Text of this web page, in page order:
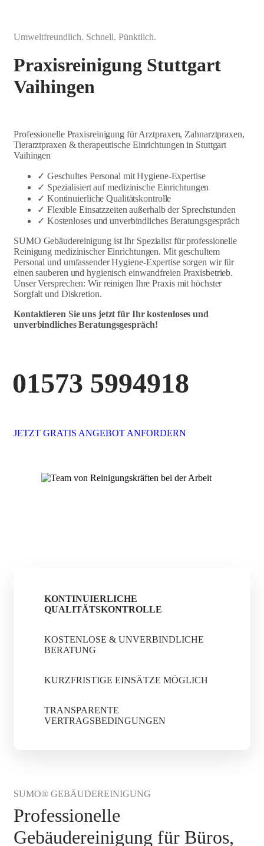
Umweltfreundlich. Schnell. Pünktlich.
Praxisreinigung Stuttgart
Vaihingen
Professionelle Praxisreinigung für Arztpraxen, Zahnarztpraxen,
Tierarztpraxen & therapeutische Einrichtungen in Stuttgart
Vaihingen
✓ Geschultes Personal mit Hygiene-Expertise
✓ Spezialisiert auf medizinische Einrichtungen
✓ Kontinuierliche Qualitätskontrolle
✓ Flexible Einsatzzeiten außerhalb der Sprechstunden
✓ Kostenloses und unverbindliches Beratungsgespräch
SUMO Gebäudereinigung ist Ihr Spezialist für professionelle
Reinigung medizinischer Einrichtungen. Mit geschultem
Personal und umfassender Hygiene-Expertise sorgen wir für
einen sauberen und hygienisch einwandfreien Praxisbetrieb.
Unser Versprechen: Wir reinigen Ihre Praxis mit höchster
Sorgfalt und Diskretion.
Kontaktieren Sie uns jetzt für Ihr kostenloses und
unverbindliches Beratungsgespräch!
01573 5994918
JETZT GRATIS ANGEBOT ANFORDERN
KONTINUIERLICHE
QUALITÄTSKONTROLLE
KOSTENLOSE & UNVERBINDLICHE
BERATUNG
KURZFRISTIGE EINSÄTZE MÖGLICH
TRANSPARENTE
VERTRAGSBEDINGUNGEN
SUMO® GEBÄUDEREINIGUNG
Professionelle
Gebäudereinigung für Büros,